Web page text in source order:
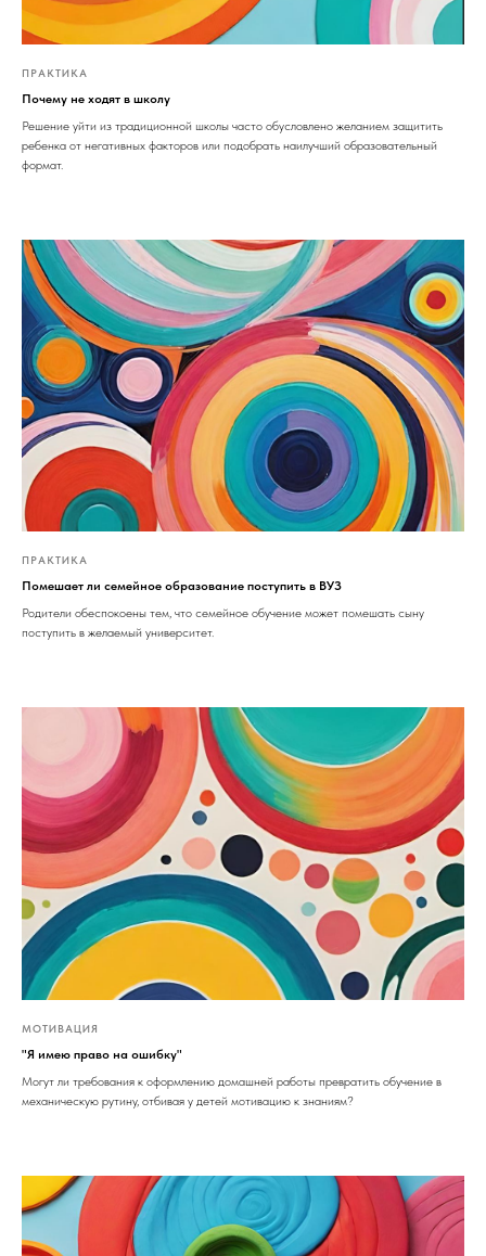
ПРАКТИКА
Почему не ходят в школу
Решение уйти из традиционной школы часто обусловлено желанием защитить
ребенка от негативных факторов или подобрать наилучший образовательный
формат.
ПРАКТИКА
Помешает ли семейное образование поступить в ВУЗ
Родители обеспокоены тем, что семейное обучение может помешать сыну
поступить в желаемый университет.
МОТИВАЦИЯ
"Я имею право на ошибку"
Могут ли требования к оформлению домашней работы превратить обучение в
механическую рутину, отбивая у детей мотивацию к знаниям?